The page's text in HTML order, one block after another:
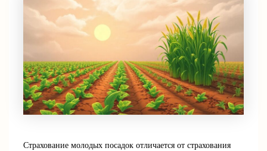
Страхование молодых посадок отличается от страхования